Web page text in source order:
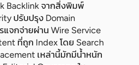
Backlink จากสิ่งพิมพ์
ปรับปรุง Domain
แจกจ่ายผ่าน Wire Service
ที่ถูก Index โดย Search
เหล่านี้มักมีน้ำหนัก